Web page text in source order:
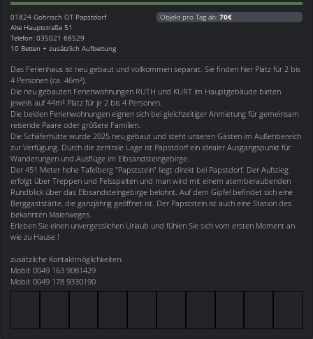
01824 Gohrisch OT Papstdorf
Alte Hauptstraße 51
Telefon: 035021 68529
10 Betten + zusätzlich Aufbettung
Objekt pro Tag ab: 70€
Das Ferienhaus ist neu gebaut und vollkommen separat. Sie finden hier Platz für 2 bis
4 Personen (ca. 46m²).
Die neu gebauten Ferienwohnungen RUTH und KURT im Hauptgebäude bieten
jeweils auf 44m² Platz für je 2 bis 4 Personen.
Die beiden Ferienwohnungen eignen sich bei gleichzeitiger Anmietung für gemeinsam
reisende Paare oder größere Familien.
Die Schäferhütte wurde 2025 neu gebaut und steht unseren Gästen im Außenbereich
zur Verfügung. Durch die zentrale Lage ist Papstdorf ein idealer Ausgangspunkt für
Wanderungen und Ausflüge im Elbsandsteingebirge.
Der 451 Meter hohe Tafelberg "Papststein" liegt direkt bei Papstdorf. Der Aufstieg
erfolgt über Treppen und Felsspalten und man wird mit einem atemberaubenden
Rundblick über das Elbsandsteingebirge belohnt. Auf dem Gipfel befindet sich eine
Berggaststätte, die ganzjährig geöffnet ist. Der Papststein ist auch eine Station des
bekannten Malerweges.
Erleben Sie einen unvergesslichen Urlaub und fühlen Sie sich vom ersten Moment an
wie zu Hause !
zusätzliche Kontaktmöglichkeiten:
Mobil: 0049 163 9081429
Mobil: 0049 178 9330190